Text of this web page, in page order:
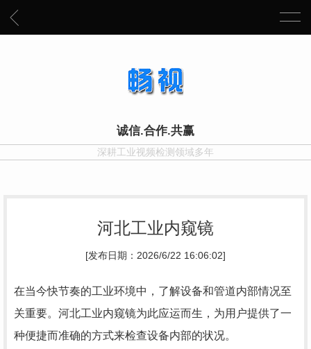
诚信.合作.共赢
深耕工业视频检测领域多年
河北工业内窥镜
[发布日期：2026/6/22 16:06:02]
在当今快节奏的工业环境中，了解设备和管道内部情况至
关重要。河北工业内窥镜为此应运而生，为用户提供了一
种便捷而准确的方式来检查设备内部的状况。